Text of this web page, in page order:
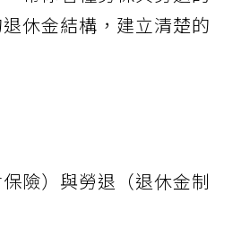
休金結構，建立清楚的
險）與勞退（退休金制